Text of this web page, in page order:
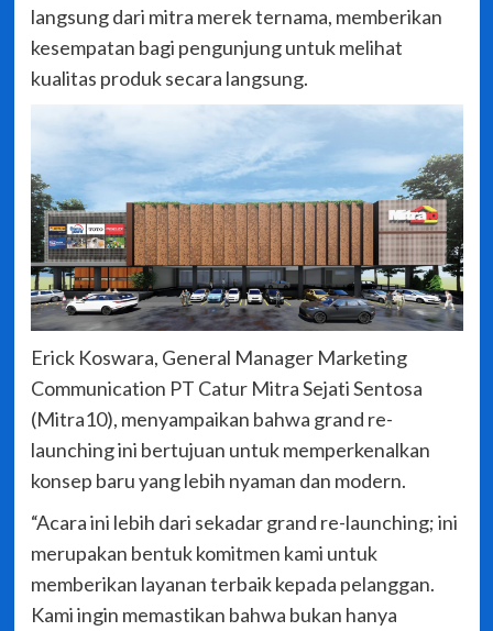
langsung dari mitra merek ternama, memberikan
kesempatan bagi pengunjung untuk melihat
kualitas produk secara langsung.
Erick Koswara, General Manager Marketing
Communication PT Catur Mitra Sejati Sentosa
(Mitra10), menyampaikan bahwa grand re-
launching ini bertujuan untuk memperkenalkan
konsep baru yang lebih nyaman dan modern.
“Acara ini lebih dari sekadar grand re-launching; ini
merupakan bentuk komitmen kami untuk
memberikan layanan terbaik kepada pelanggan.
Kami ingin memastikan bahwa bukan hanya